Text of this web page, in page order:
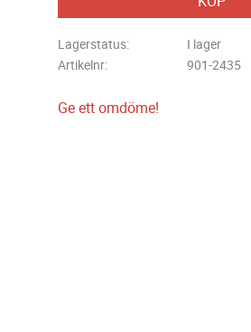
Lagerstatus
I lager
Artikelnr
901-2435
Ge ett omdöme!